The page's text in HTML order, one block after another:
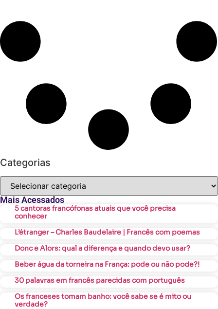
Categorias
Mais Acessados
5 cantoras francófonas atuais que você precisa
conhecer
L’étranger – Charles Baudelaire | Francês com poemas
Donc e Alors: qual a diferença e quando devo usar?
Beber água da torneira na França: pode ou não pode?!
30 palavras em francês parecidas com português
Os franceses tomam banho: você sabe se é mito ou
verdade?